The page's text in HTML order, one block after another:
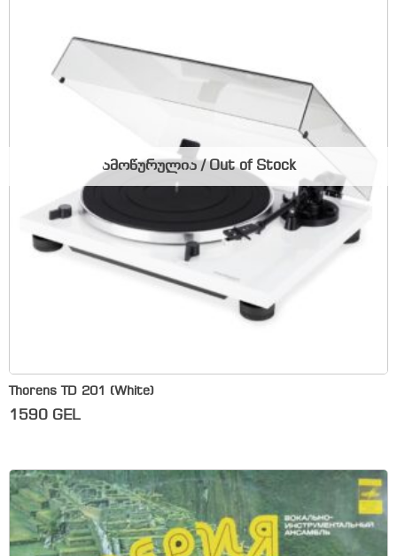
Thorens TD 201 (White)
1590 GEL
ამოწურულია / Out of Stock